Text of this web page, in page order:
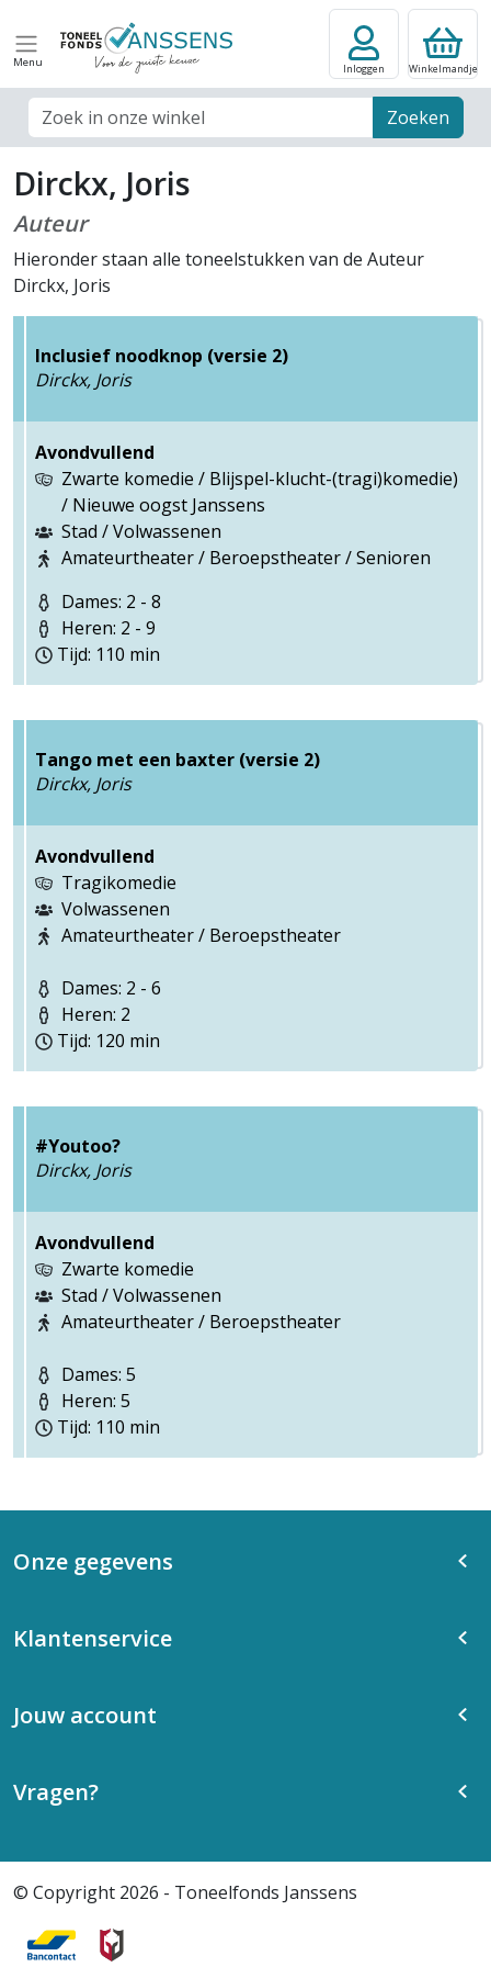
Menu
Zoek veld Zoeken
Inloggen Winkelmandje
Dirckx, Joris
Auteur
Hieronder staan alle toneelstukken van de Auteur
Dirckx, Joris
Inclusief noodknop (versie 2)
Dirckx, Joris
Avondvullend
Zwarte komedie / Blijspel-klucht-(tragi)komedie)
/ Nieuwe oogst Janssens
Stad / Volwassenen
Amateurtheater / Beroepstheater / Senioren
Dames: 2 - 8
Heren: 2 - 9
Tijd: 110 min
Tango met een baxter (versie 2)
Dirckx, Joris
Avondvullend
Tragikomedie
Volwassenen
Amateurtheater / Beroepstheater
Dames: 2 - 6
Heren: 2
Tijd: 120 min
#Youtoo?
Dirckx, Joris
Avondvullend
Zwarte komedie
Stad / Volwassenen
Amateurtheater / Beroepstheater
Dames: 5
Heren: 5
Tijd: 110 min
Onze gegevens
Klantenservice
Jouw account
Vragen?
© Copyright 2026 - Toneelfonds Janssens